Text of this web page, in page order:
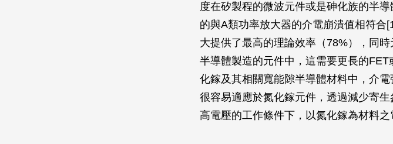
度在矽製程的微波元件或是砷化族的半
的與A類功率放大器的介電崩潰值相符合
大提供了最高的理論效率（78%），同
半導體製造的元件中，這需要更長的
化鎵及其相關寬能隙半導體材料中，介
很容易適應於氮化鎵元件，透過減少寄
高電壓的工作條件下，以氮化鎵為材料之